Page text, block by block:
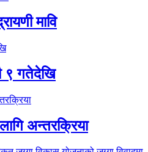
मावि
९ गतेदेखि
अन्तरक्रिया